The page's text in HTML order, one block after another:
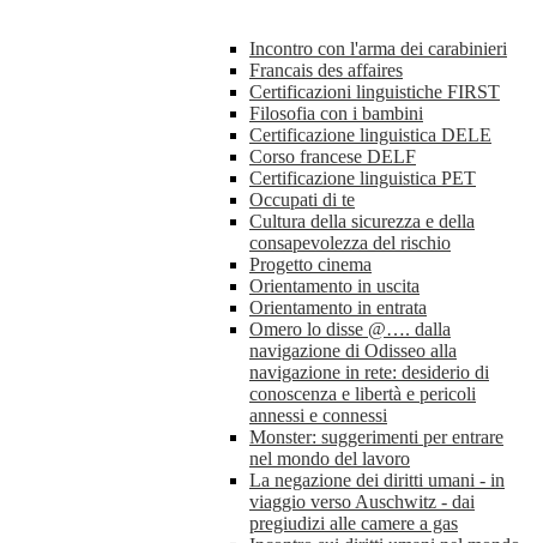
Incontro con l'arma dei carabinieri
Francais des affaires
Certificazioni linguistiche FIRST
Filosofia con i bambini
Certificazione linguistica DELE
Corso francese DELF
Certificazione linguistica PET
Occupati di te
Cultura della sicurezza e della
consapevolezza del rischio
Progetto cinema
Orientamento in uscita
Orientamento in entrata
Omero lo disse @…. dalla
navigazione di Odisseo alla
navigazione in rete: desiderio di
conoscenza e libertà e pericoli
annessi e connessi
Monster: suggerimenti per entrare
nel mondo del lavoro
La negazione dei diritti umani - in
viaggio verso Auschwitz - dai
pregiudizi alle camere a gas